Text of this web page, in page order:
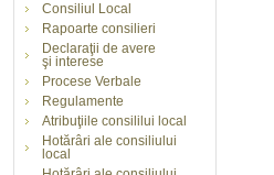
Consiliul Local
Rapoarte consilieri
Declaraţii de avere
şi interese
Procese Verbale
Regulamente
Atribuţiile consililui local
Hotărâri ale consiliului
local